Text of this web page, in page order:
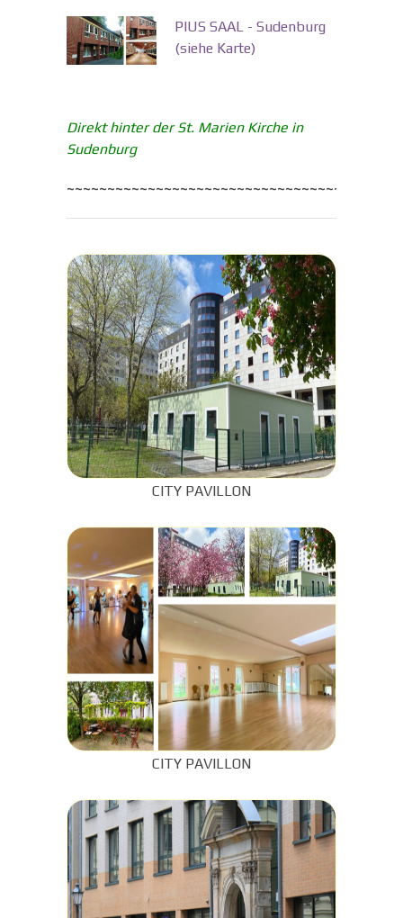
PIUS SAAL - Sudenburg
(siehe Karte)
Direkt hinter der St. Marien Kirche in
Sudenburg
CITY PAVILLON
CITY PAVILLON